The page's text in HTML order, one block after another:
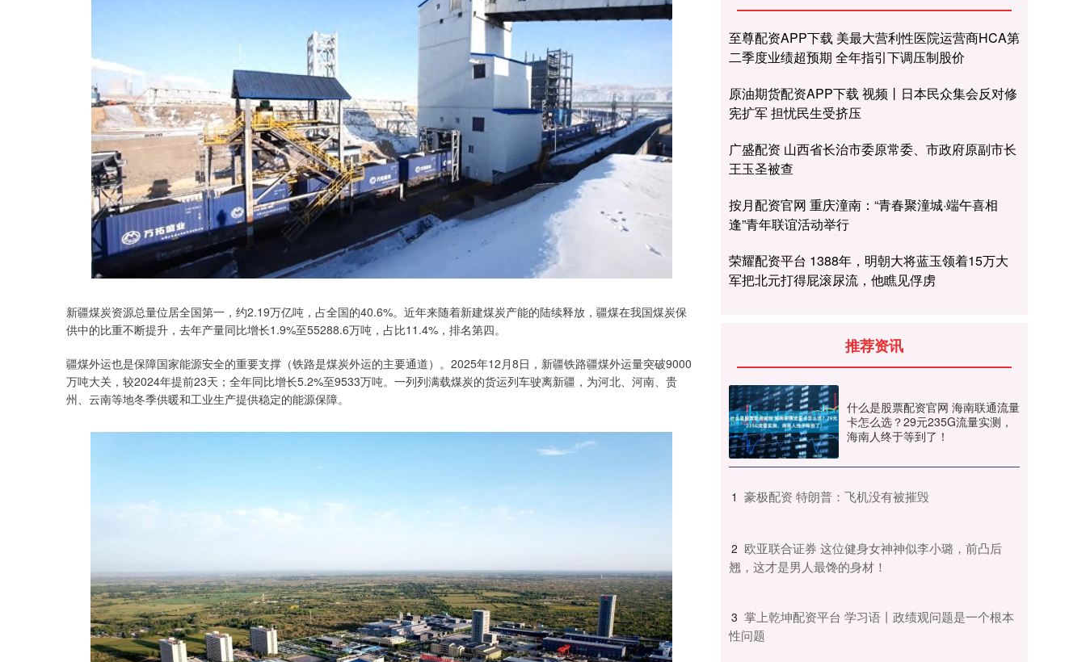
新疆煤炭资源总量位居全国第一，约2.19万亿吨，占全国的40.6%。近年来随着新建煤炭产能的陆续释放，疆煤在我国煤炭保
供中的比重不断提升，去年产量同比增长1.9%至55288.6万吨，占比11.4%，排名第四。
疆煤外运也是保障国家能源安全的重要支撑（铁路是煤炭外运的主要通道）。2025年12月8日，新疆铁路疆煤外运量突破9000
万吨大关，较2024年提前23天；全年同比增长5.2%至9533万吨。一列列满载煤炭的货运列车驶离新疆，为河北、河南、贵
州、云南等地冬季供暖和工业生产提供稳定的能源保障。
至尊配资APP下载 美最大营利性医院运营商HCA第
二季度业绩超预期 全年指引下调压制股价
原油期货配资APP下载 视频丨日本民众集会反对修
宪扩军 担忧民生受挤压
广盛配资 山西省长治市委原常委、市政府原副市长
王玉圣被查
按月配资官网 重庆潼南：“青春聚潼城·端午喜相
逢”青年联谊活动举行
荣耀配资平台 1388年，明朝大将蓝玉领着15万大
军把北元打得屁滚尿流，他瞧见俘虏
推荐资讯
什么是股票配资官网 海南联通流量
卡怎么选？29元235G流量实测，
海南人终于等到了！
1 ​豪极配资 特朗普：飞机没有被摧毁
2 ​欧亚联合证券 这位健身女神神似李小璐，前凸后
翘，这才是男人最馋的身材！
3 ​掌上乾坤配资平台 学习语丨政绩观问题是一个根本
性问题